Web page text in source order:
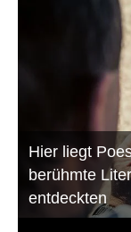
Hier liegt
berühmte
entdeckten